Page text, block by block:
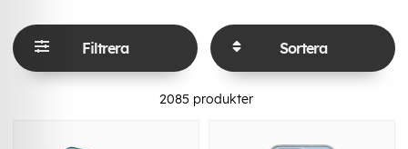
Filtrera Sortera
2085 produkter